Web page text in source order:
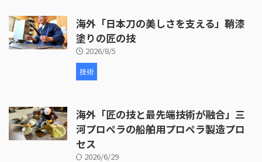
海外「日本刀の美しさを支える」鞘漆
塗りの匠の技
2026/8/5
技術
海外「匠の技と最先端技術が融合」三
河プロペラの船舶用プロペラ製造プロ
セス
2026/6/29